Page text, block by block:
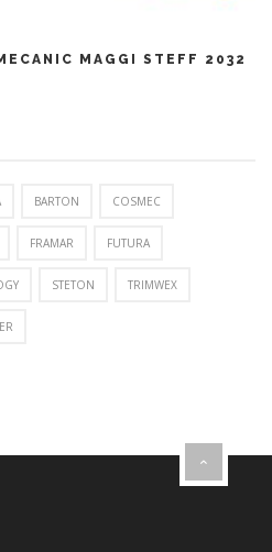
MAGGI STEFF 2032
BARTON COSMEC
FRAMAR FUTURA
STETON TRIMWEX